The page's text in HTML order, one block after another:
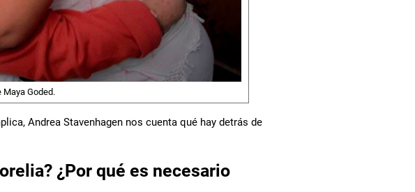
Maya Goded.
Andrea Stavenhagen nos cuenta qué hay detrás de
¿Por qué es necesario